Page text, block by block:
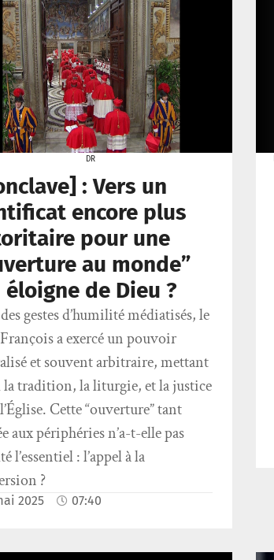
DR
: Vers un
encore plus
pour une
au monde”
de Dieu ?
gestes d’humilité médiatisés, le
a exercé un pouvoir
et souvent arbitraire, mettant
la tradition, la liturgie, et la justice
Cette “ouverture” tant
aux périphéries n’a-t-elle pas
l’essentiel : l’appel à la
?
2025 07:40